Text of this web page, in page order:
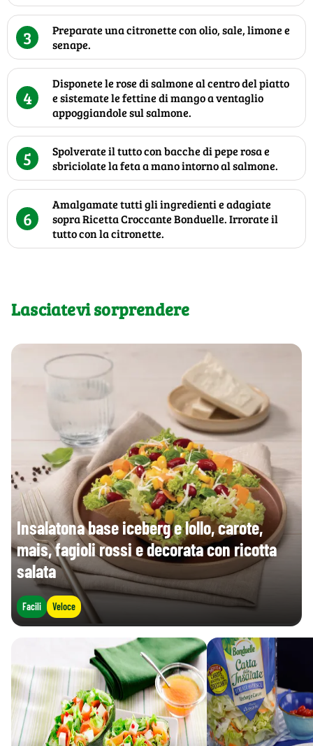
3
Preparate una citronette con olio, sale, limone e
senape.
4
Disponete le rose di salmone al centro del piatto
e sistemate le fettine di mango a ventaglio
appoggiandole sul salmone.
5
Spolverate il tutto con bacche di pepe rosa e
sbriciolate la feta a mano intorno al salmone.
6
Amalgamate tutti gli ingredienti e adagiate
sopra Ricetta Croccante Bonduelle. Irrorate il
tutto con la citronette.
Lasciatevi sorprendere
Insalatona base iceberg e lollo, carote,
mais, fagioli rossi e decorata con ricotta
salata
Facili Veloce